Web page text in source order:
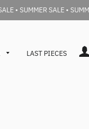
• SUMMER SALE •
LAST PIECES